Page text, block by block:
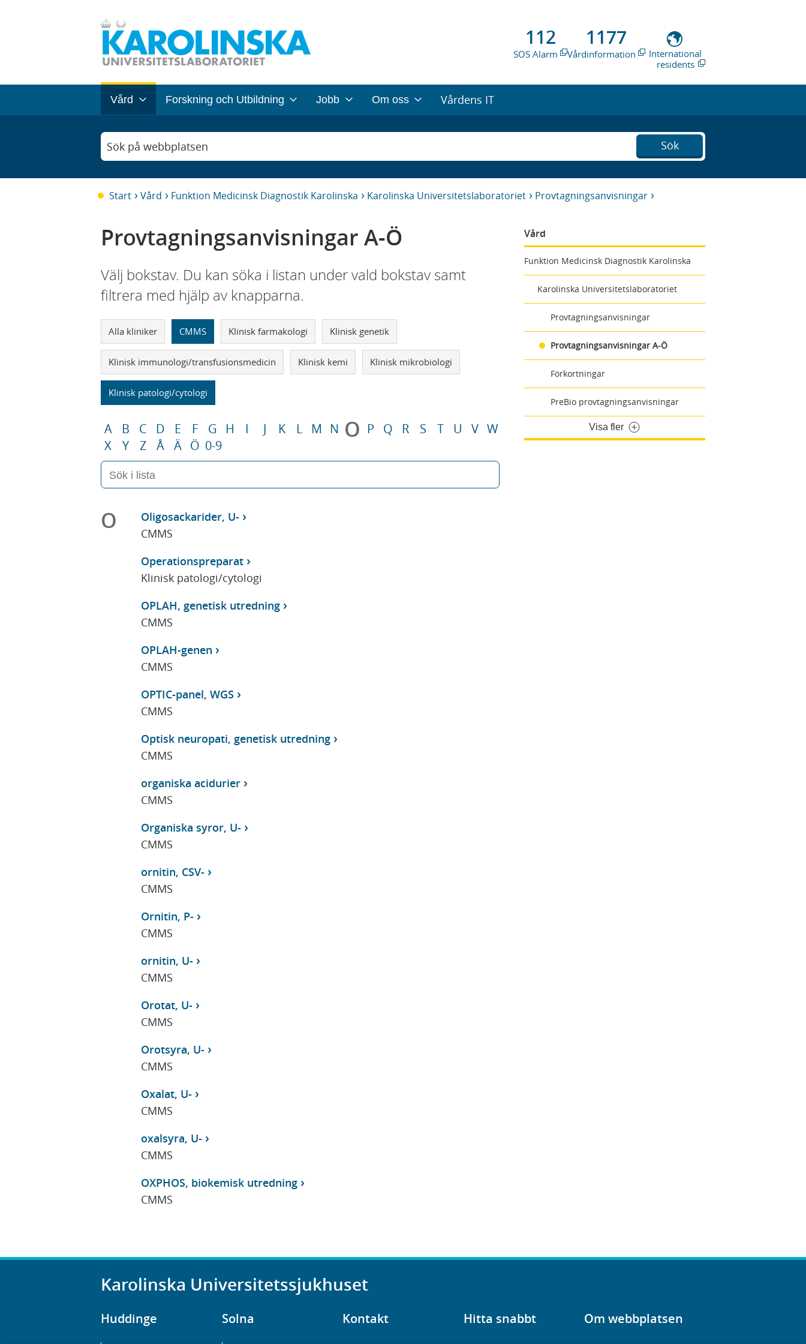
112
SOS Alarm
1177
Vårdinformation
International
residents
Vård Forskning och Utbildning Jobb Om oss Vårdens IT
Sök på webbplatsen Sök
Start Vård Funktion Medicinsk Diagnostik Karolinska Karolinska Universitetslaboratoriet Provtagningsanvisningar
Vård
Funktion Medicinsk Diagnostik Karolinska
Karolinska Universitetslaboratoriet
Provtagningsanvisningar
Provtagningsanvisningar A-Ö
Förkortningar
PreBio provtagningsanvisningar
Visa fler
Provtagningsanvisningar A-Ö
Välj bokstav. Du kan söka i listan under vald bokstav samt
filtrera med hjälp av knapparna.
Alla kliniker CMMS Klinisk farmakologi Klinisk genetik
Klinisk immunologi/transfusionsmedicin Klinisk kemi Klinisk mikrobiologi
Klinisk patologi/cytologi
A B C D E F G H I J K L M N O P Q R S T U V W
X
Y Z Å Ä Ö 0-9
O
Oligosackarider, U-
CMMS
Operationspreparat
Klinisk patologi/cytologi
OPLAH, genetisk utredning
CMMS
OPLAH-genen
CMMS
OPTIC-panel, WGS
CMMS
Optisk neuropati, genetisk utredning
CMMS
organiska acidurier
CMMS
Organiska syror, U-
CMMS
ornitin, CSV-
CMMS
Ornitin, P-
CMMS
ornitin, U-
CMMS
Orotat, U-
CMMS
Orotsyra, U-
CMMS
Oxalat, U-
CMMS
oxalsyra, U-
CMMS
OXPHOS, biokemisk utredning
CMMS
Karolinska Universitetssjukhuset
Huddinge Solna Kontakt Hitta snabbt Om webbplatsen